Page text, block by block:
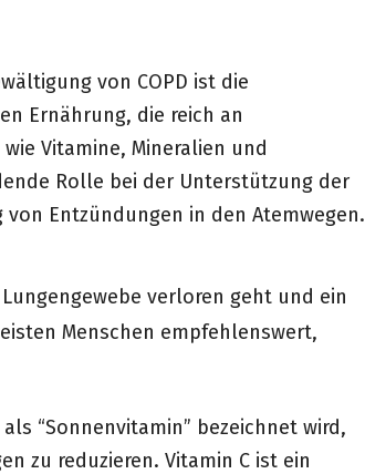
von COPD ist die
Ernährung, die reich an
Vitamine, Mineralien und
Rolle bei der Unterstützung der
Entzündungen in den Atemwegen.
verloren geht und ein
Menschen empfehlenswert,
“Sonnenvitamin” bezeichnet wird,
zu reduzieren. Vitamin C ist ein